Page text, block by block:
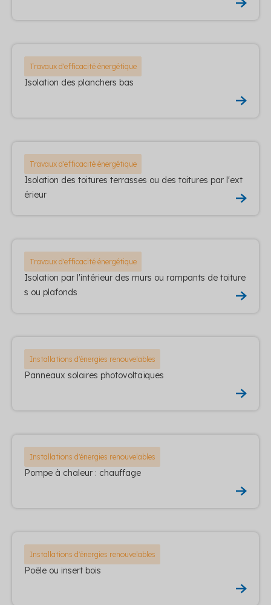
Travaux d'efficacité énergétique
Isolation des planchers bas
Travaux d'efficacité énergétique
Isolation des toitures terrasses ou des toitures par l'ext
érieur
Travaux d'efficacité énergétique
Isolation par l'intérieur des murs ou rampants de toiture
s ou plafonds
Installations d'énergies renouvelables
Panneaux solaires photovoltaïques
Installations d'énergies renouvelables
Pompe à chaleur : chauffage
Installations d'énergies renouvelables
Poêle ou insert bois